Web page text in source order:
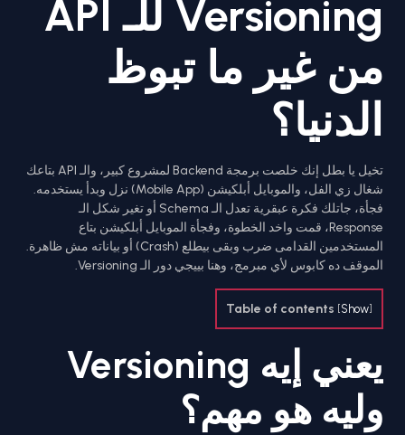
Versioning للـ API
من غير ما تبوظ
الدنيا؟
تخيل يا بطل إنك خلصت برمجة Backend لمشروع كبير، والـ API بتاعك
شغال زي الفل، والموبايل أبلكيشن (Mobile App) نزل وبدأ يستخدمه.
فجأة، جاتلك فكرة عبقرية تعدل الـ Schema أو تغير شكل الـ
Response، قمت واخد الخطوة، وفجأة الموبايل أبلكيشن بتاع
المستخدمين القدامى ضرب وبقى بيطلع (Crash) أو بياناته مش ظاهرة.
الموقف ده كابوس لأي مبرمج، وهنا بييجي دور الـ Versioning.
Table of contents [Show]
يعني إيه Versioning
وليه هو مهم؟